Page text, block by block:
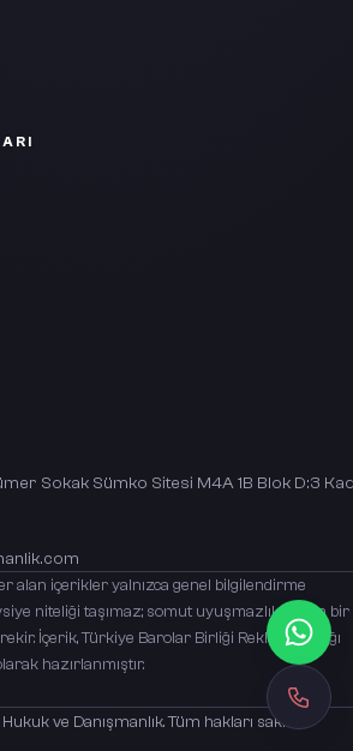
Sokak Sümko Sitesi M4A 1B Blok D:3
alan içerikler yalnızca genel bilgilendirme
niteliği taşımaz; somut uyuşmazlıklar için bir
İçerik, Türkiye Barolar Birliği Reklam Yasağı
hazırlanmıştır.
ve Danışmanlık. Tüm hakları saklıdır.